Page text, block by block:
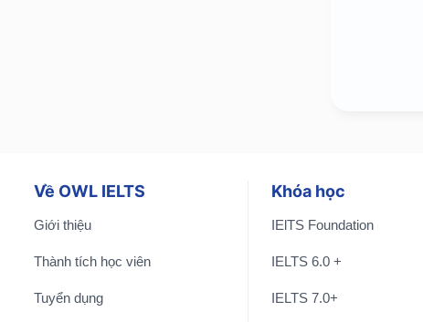
Về OWL IELTS
Giới thiệu
Thành tích học viên
Tuyển dụng
Khóa học
IElTS Foundation
IELTS 6.0 +
IELTS 7.0+